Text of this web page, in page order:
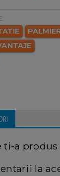
ti-a produs
la